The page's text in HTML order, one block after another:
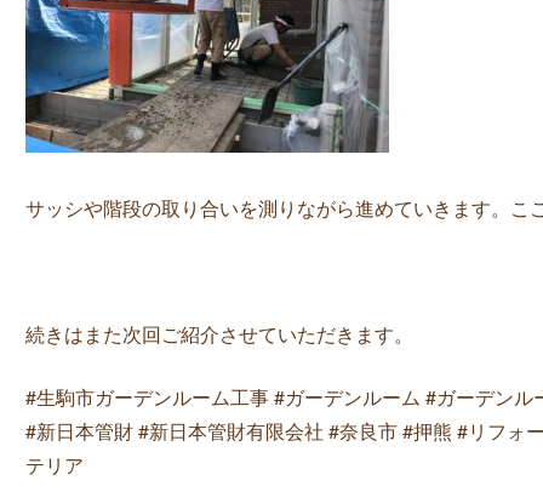
サッシや階段の取り合いを測りながら進めていきます。こ
続きはまた次回ご紹介させていただきます。
#生駒市ガーデンルーム工事 #ガーデンルーム #ガーデン
#新日本管財 #新日本管財有限会社 #奈良市 #押熊 #リフォ
テリア